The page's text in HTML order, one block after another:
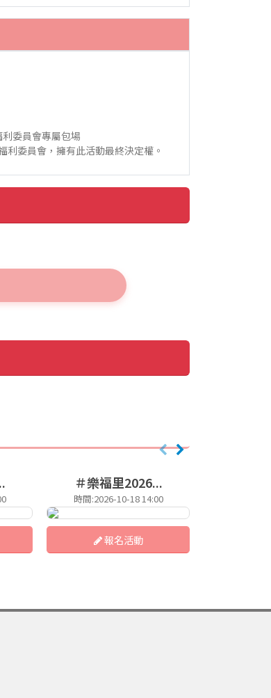
委員會專屬包場
委員會，擁有此活動最終決定權。
＃樂福里2026...
時間:2026-10-18 14:00
報名活動